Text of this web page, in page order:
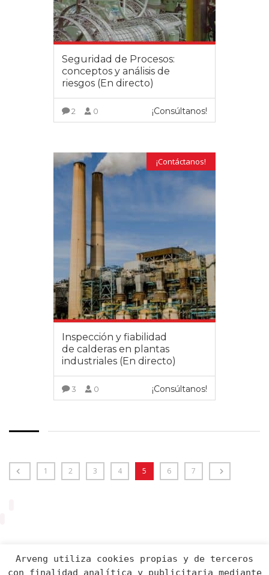
Seguridad de Procesos:
conceptos y análisis de
riesgos (En directo)
2 0 ¡Consúltanos!
¡Contáctanos!
Inspección y fiabilidad
de calderas en plantas
industriales (En directo)
3 0 ¡Consúltanos!
1 2 3 4 5 6 7
Arveng utiliza cookies propias y de terceros
con finalidad analítica y publicitaria mediante